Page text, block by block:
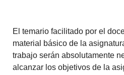
El temario facilitado por el
material básico de la
trabajo serán absolutamente
alcanzar los objetivos de la